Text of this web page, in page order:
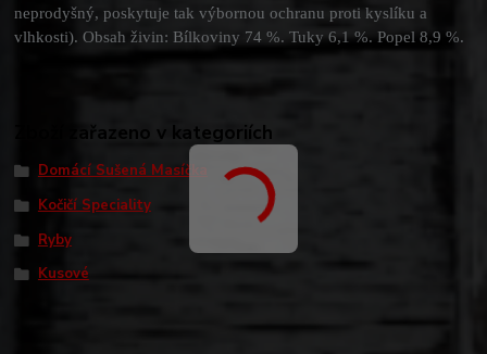
neprodyšný, poskytuje tak výbornou ochranu proti kyslíku a
vlhkosti). Obsah živin: Bílkoviny 74 %. Tuky 6,1 %. Popel 8,9 %.
Zboží zařazeno v kategoriích
Domácí Sušená Masíčka
Kočičí Speciality
Ryby
Kusové